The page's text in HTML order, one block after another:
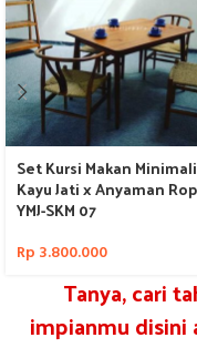
Set Kursi Makan
Kayu Jati x Anyaman
YMJ-SKM 07
Rp 3.800.000
Tanya, cari
impianmu disini